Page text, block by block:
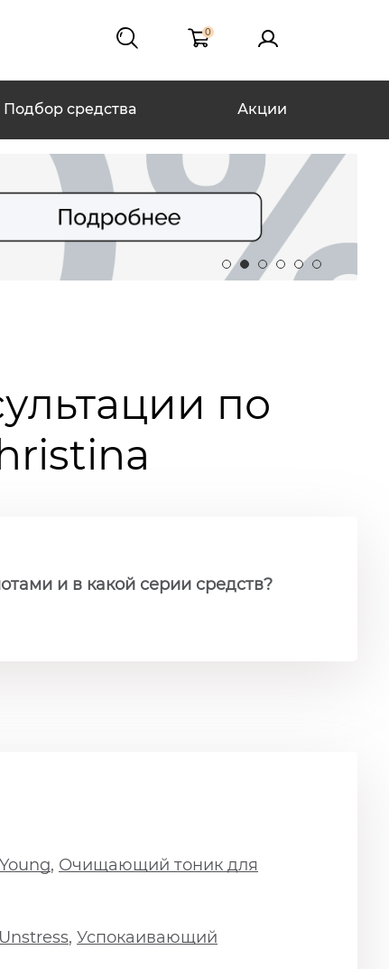
0
Подбор средства Акции
по
и в какой серии средств?
, Очищающий тоник для
, Успокаивающий